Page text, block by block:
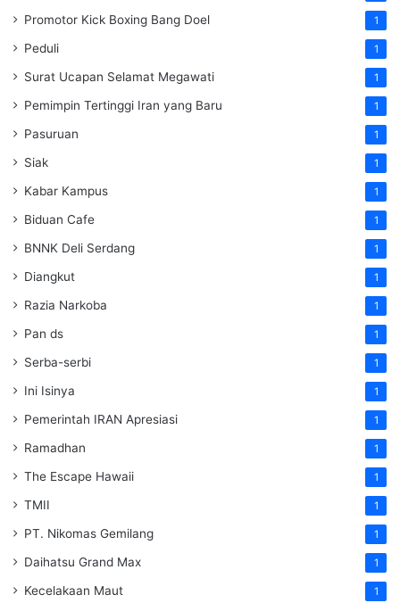
Promotor Kick Boxing Bang Doel 1
Peduli 1
Surat Ucapan Selamat Megawati 1
Pemimpin Tertinggi Iran yang Baru 1
Pasuruan 1
Siak 1
Kabar Kampus 1
Biduan Cafe 1
BNNK Deli Serdang 1
Diangkut 1
Razia Narkoba 1
Pan ds 1
Serba-serbi 1
Ini Isinya 1
Pemerintah IRAN Apresiasi 1
Ramadhan 1
The Escape Hawaii 1
TMII 1
PT. Nikomas Gemilang 1
Daihatsu Grand Max 1
Kecelakaan Maut 1